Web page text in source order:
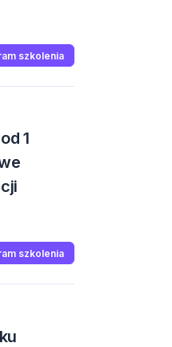
szkolenia
1
szkolenia